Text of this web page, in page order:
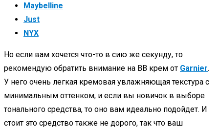
Maybelline
Just
NYX
Но если вам хочется что-то в сию же секунду, то
рекомендую обратить внимание на BB крем от Garnier.
У него очень легкая кремовая увлажняющая текстура с
минимальным оттенком, и если вы новичок в выборе
тонального средства, то оно вам идеально подойдет. И
стоит это средство также не дорого, так что ваш